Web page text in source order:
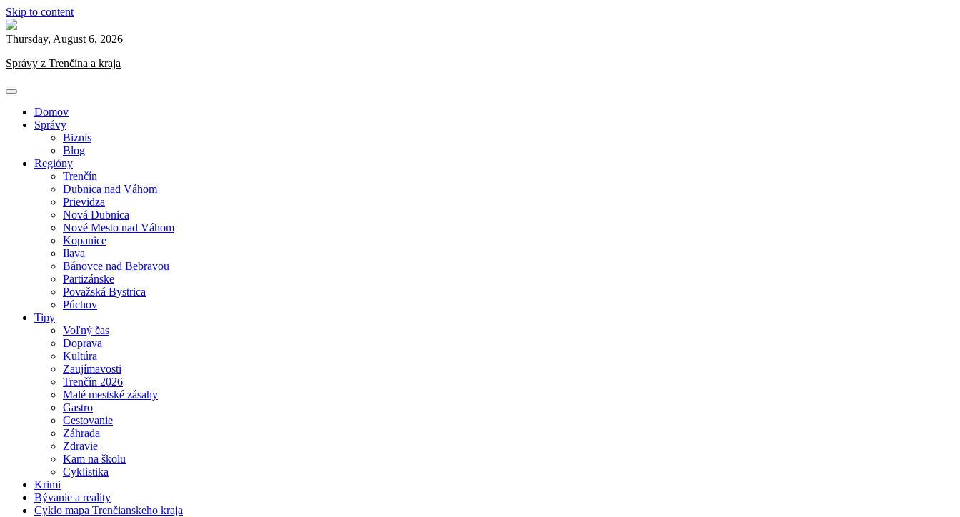
Skip to content
Thursday, August 6, 2026
Správy z Trenčína a kraja
Domov
Správy
Biznis
Blog
Regióny
Trenčín
Dubnica nad Váhom
Prievidza
Nová Dubnica
Nové Mesto nad Váhom
Kopanice
Ilava
Bánovce nad Bebravou
Partizánske
Považská Bystrica
Púchov
Tipy
Voľný čas
Doprava
Kultúra
Zaujímavosti
Trenčín 2026
Malé mestské zásahy
Gastro
Cestovanie
Záhrada
Zdravie
Kam na školu
Cyklistika
Krimi
Bývanie a reality
Cyklo mapa Trenčianskeho kraja